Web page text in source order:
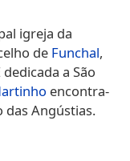
igreja da
de Funchal,
a São
encontra-
das Angústias.